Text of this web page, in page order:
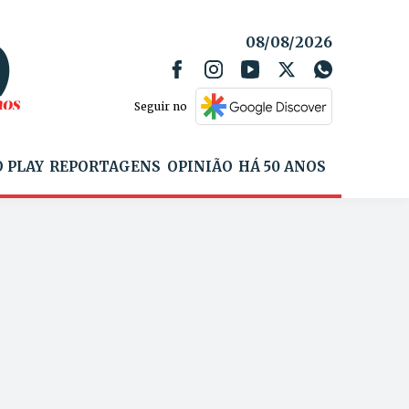
08/08/2026
Seguir no
PLAY REPORTAGENS OPINIÃO HÁ 50 ANOS